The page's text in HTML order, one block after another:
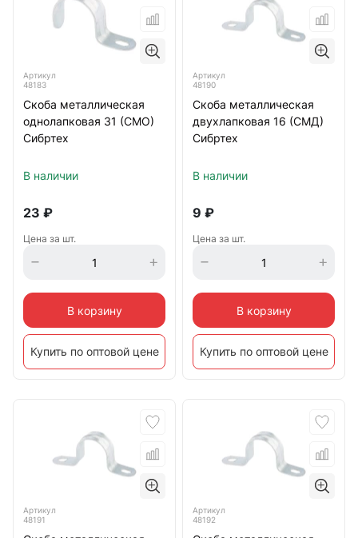
Артикул
48183
Скоба металлическая
однолапковая 31 (СМО)
Сибртех
В наличии
23 ₽
Цена за шт.
В корзину
Купить по оптовой цене
Артикул
48190
Скоба металлическая
двухлапковая 16 (СМД)
Сибртех
В наличии
9 ₽
Цена за шт.
В корзину
Купить по оптовой цене
Артикул
48191
Артикул
48192